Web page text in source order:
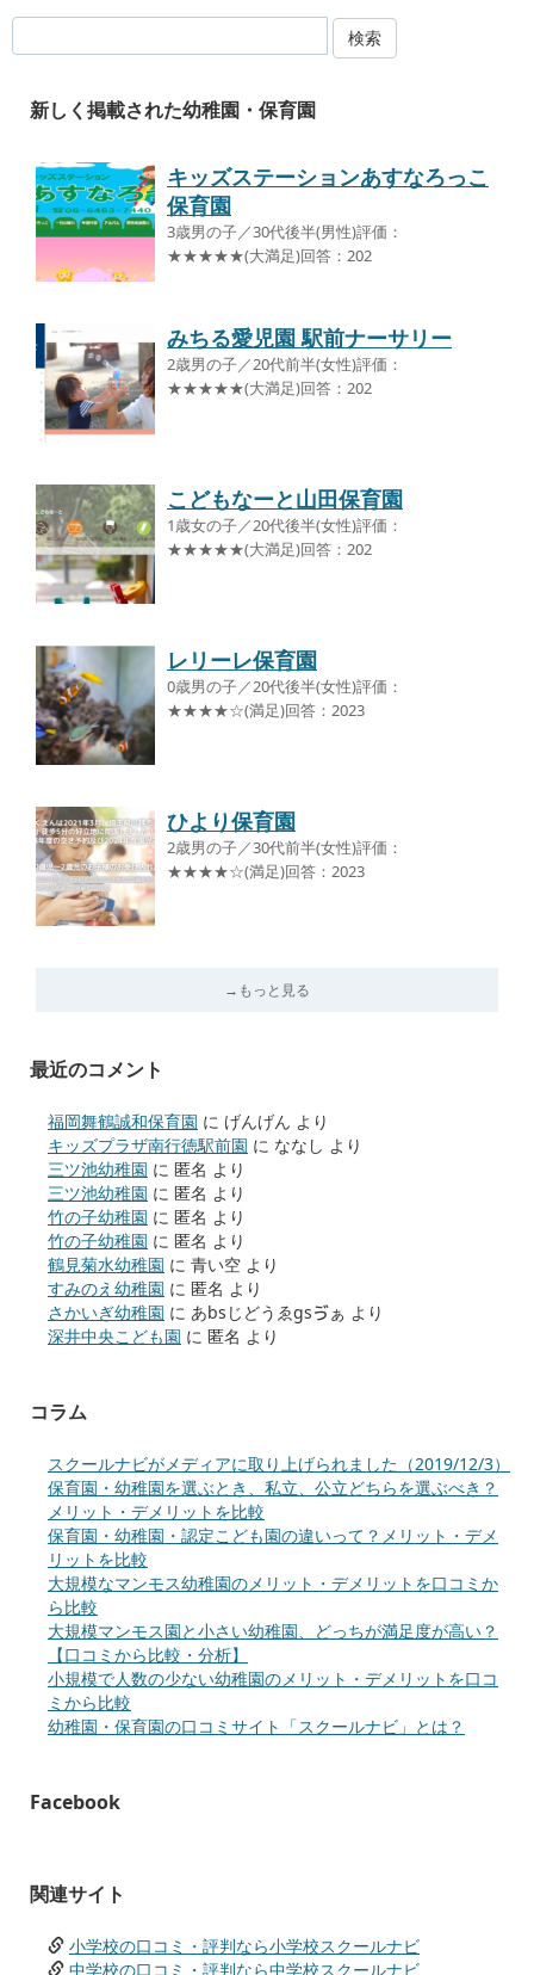
検索
新しく掲載された幼稚園・保育園
キッズステーションあすなろっこ
保育園
3歳男の子／30代後半(男性)評価：
★★★★★(大満足)回答：202
みちる愛児園 駅前ナーサリー
2歳男の子／20代前半(女性)評価：
★★★★★(大満足)回答：202
こどもなーと山田保育園
1歳女の子／20代後半(女性)評価：
★★★★★(大満足)回答：202
レリーレ保育園
0歳男の子／20代後半(女性)評価：
★★★★☆(満足)回答：2023
ひより保育園
2歳男の子／30代前半(女性)評価：
★★★★☆(満足)回答：2023
→もっと見る
最近のコメント
福岡舞鶴誠和保育園 に げんげん より
キッズプラザ南行徳駅前園 に ななし より
三ツ池幼稚園 に 匿名 より
三ツ池幼稚園 に 匿名 より
竹の子幼稚園 に 匿名 より
竹の子幼稚園 に 匿名 より
鶴見菊水幼稚園 に 青い空 より
すみのえ幼稚園 に 匿名 より
さかいぎ幼稚園 に あbsじどうゑgsゔぁ より
深井中央こども園 に 匿名 より
コラム
スクールナビがメディアに取り上げられました（2019/12/3）
保育園・幼稚園を選ぶとき、私立、公立どちらを選ぶべき？
メリット・デメリットを比較
保育園・幼稚園・認定こども園の違いって？メリット・デメ
リットを比較
大規模なマンモス幼稚園のメリット・デメリットを口コミか
ら比較
大規模マンモス園と小さい幼稚園、どっちが満足度が高い？
【口コミから比較・分析】
小規模で人数の少ない幼稚園のメリット・デメリットを口コ
ミから比較
幼稚園・保育園の口コミサイト「スクールナビ」とは？
Facebook
関連サイト
小学校の口コミ・評判なら小学校スクールナビ
中学校の口コミ・評判なら中学校スクールナビ